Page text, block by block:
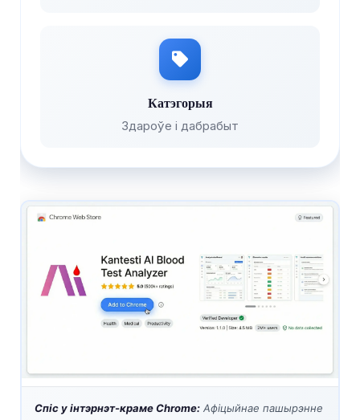
Катэгорыя
Здароўе і дабрабыт
Спіс у інтэрнэт-краме Chrome: Афіцыйнае пашырэнне